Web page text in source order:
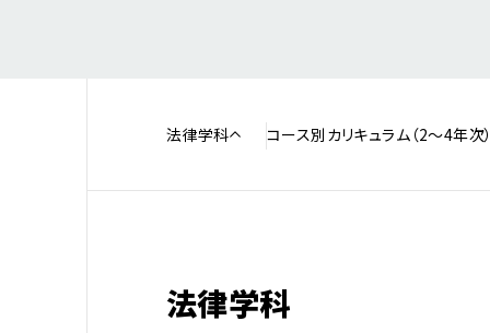
法律学科 コース別カリキュラム（2～4年次）
法律学科